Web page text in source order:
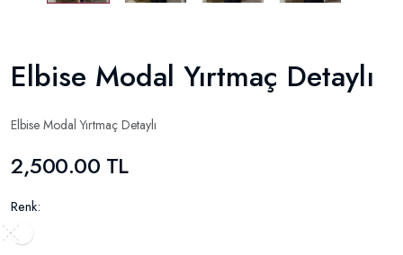
Elbise Modal Yırtmaç Detaylı
Elbise Modal Yırtmaç Detaylı
2,500.00 TL
Renk: